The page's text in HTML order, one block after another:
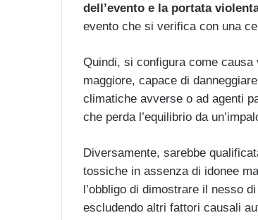
dell’evento e la portata
evento che si verifica con una
Quindi, si configura come causa
maggiore, capace di
climatiche avverse o ad agenti
che perda l’equilibrio da
Diversamente, sarebbe
tossiche in assenza di idonee
l’obbligo di dimostrare il nesso
escludendo altri fattori causali